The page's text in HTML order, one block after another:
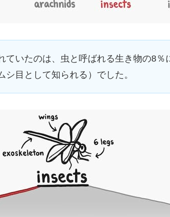
ていたのは、虫と呼ばれる生き物の8％
シ目として知られる）でした。